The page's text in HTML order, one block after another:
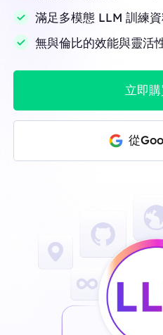
滿足多模態 LLM 訓練
無與倫比的效能與靈活
立即
從